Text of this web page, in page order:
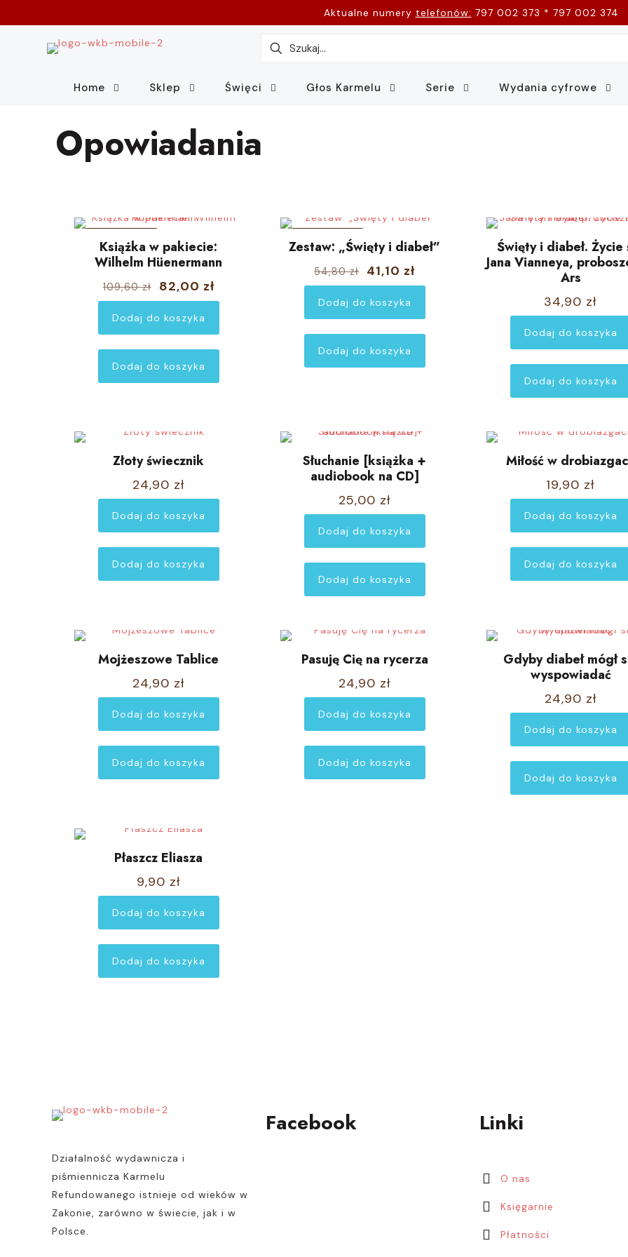
Aktualne numery telefonów: 797 002 373 * 797 002 374
Home Sklep Święci Głos Karmelu Serie Wydania cyfrowe
Opowiadania
Książka w pakiecie:
Wilhelm Hüenermann
109,60zł
Pierwotna
cena
wynosiła:
109,60 zł.
82,00 złAktualna
cena
82,00 zł.
Dodaj do koszyka
Dodaj do koszyka
W PROMOCJI
Zestaw: „Święty i diabeł”
54,80zł
Pierwotna
cena
wynosiła:
54,80 zł.
41,10 złAktualna
cena
41,10 zł.
Dodaj do koszyka
Dodaj do koszyka
Święty i diabeł. Życie
Jana Vianneya,
Ars
34,90 zł
Dodaj do koszyka
Dodaj do koszyka
Złoty świecznik
24,90 zł
Dodaj do koszyka
Dodaj do koszyka
Słuchanie [książka +
audiobook na CD]
25,00 zł
Dodaj do koszyka
Dodaj do koszyka
Miłość w
19,90 zł
Dodaj do koszyka
Dodaj do koszyka
Mojżeszowe Tablice
24,90 zł
Dodaj do koszyka
Dodaj do koszyka
Pasuję Cię na rycerza
24,90 zł
Dodaj do koszyka
Dodaj do koszyka
Gdyby diabeł mógł
wyspowiadać
24,90 zł
Dodaj do koszyka
Dodaj do koszyka
Płaszcz Eliasza
9,90 zł
Dodaj do koszyka
Dodaj do koszyka
Działalność wydawnicza i
piśmiennicza Karmelu
Refundowanego istnieje od wieków w
Zakonie, zarówno w świecie, jak i w
Polsce.
Facebook Linki
O nas
Księgarnie
Płatności